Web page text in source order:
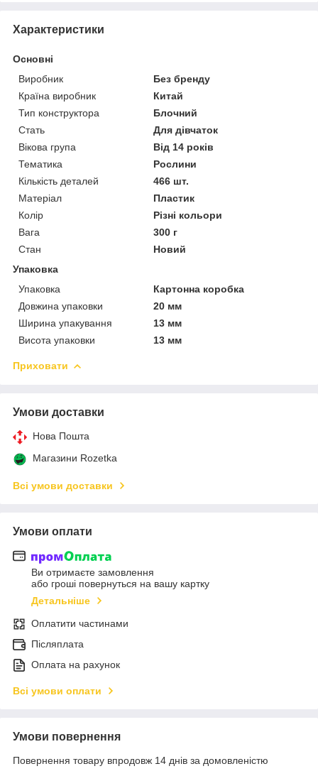
Характеристики
Основні
Виробник
Без бренду
Країна виробник
Китай
Тип конструктора
Блочний
Стать
Для дівчаток
Вікова група
Від 14 років
Тематика
Рослини
Кількість деталей
466 шт.
Матеріал
Пластик
Колір
Різні кольори
Вага
300 г
Стан
Новий
Упаковка
Упаковка
Картонна коробка
Довжина упаковки
20 мм
Ширина упакування
13 мм
Висота упаковки
13 мм
Приховати
Умови доставки
Нова Пошта
Магазини Rozetka
Всі умови доставки
Умови оплати
Ви отримаєте замовлення
або гроші повернуться на вашу картку
Детальніше
Оплатити частинами
Післяплата
Оплата на рахунок
Всі умови оплати
Умови повернення
Повернення товару впродовж 14 днів за домовленістю